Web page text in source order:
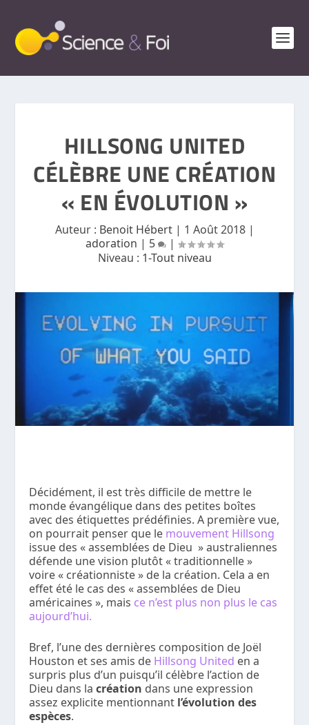
HILLSONG UNITED
CÉLÈBRE UNE CRÉATION
« EN ÉVOLUTION »
Auteur : Benoit Hébert| 1 Août 2018|
adoration | 5
|
Niveau : 1-Tout niveau
Décidément, il est très difficile de mettre le
monde évangélique dans des petites boîtes
avec des étiquettes prédéfinies. A première vue,
on pourrait penser que le mouvement Hillsong
issue des « assemblées de Dieu » australiennes
défende une vision plutôt « traditionnelle »
voire « créationniste » de la création. Cela a en
effet été le cas des « assemblées de Dieu
américaines », mais ce n’est plus non plus le cas
aujourd’hui.
Bref, l’une des dernières composition de Joël
Houston et ses amis de Hillsong United en a
surpris plus d’un puisqu’il célèbre l’action de
Dieu dans lacréation dans une expression
assez explicite mentionnant l’évolution des
espèces.